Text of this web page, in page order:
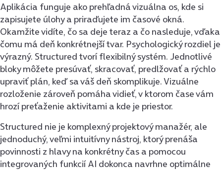
Aplikácia funguje ako prehľadná vizuálna os, kde si
zapisujete úlohy a priraďujete im časové okná.
Okamžite vidíte, čo sa deje teraz a čo nasleduje, vďaka
čomu má deň konkrétnejší tvar. Psychologický rozdiel je
výrazný. Structured tvorí flexibilný systém. Jednotlivé
bloky môžete presúvať, skracovať, predlžovať a rýchlo
upraviť plán, keď sa váš deň skomplikuje. Vizuálne
rozloženie zároveň pomáha vidieť, v ktorom čase vám
hrozí preťaženie aktivitami a kde je priestor.
Structured nie je komplexný projektový manažér, ale
jednoduchý, veľmi intuitívny nástroj, ktorý prenáša
povinnosti z hlavy na konkrétny čas a pomocou
integrovaných funkcií AI dokonca navrhne optimálne